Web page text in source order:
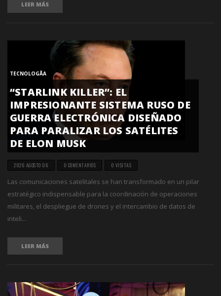
LEER MÁS
TECNOLOGÃ­A
“STARLINK KILLER”: EL
IMPRESIONANTE SISTEMA RUSO DE
GUERRA ELECTRÓNICA DISEÑADO
PARA PARALIZAR LOS SATÉLITES
DE ELON MUSK
2026 AGOSTO 06 0 COMENTARIOS 0 VISITAS
Las comunicaciones satelitales se han transformado en un pilar
estratégico indispensable para la coordinación de operaciones
militares, el despliegue de drones y el intercambio de datos de
inteli...
LEER MÁS